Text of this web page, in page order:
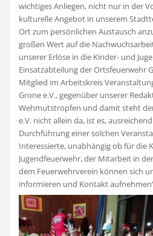
wichtiges Anliegen, nicht nur in der
kulturelle Angebot in unserem
Ort zum persönlichen Austausch
großen Wert auf die
unserer Erlöse in die Kinder- und
Einsatzabteilung der Ortsfeuerwehr
Mitglied im Arbeitskreis
Grone e.V., gegenüber unserer
Wehmutstropfen und damit steht
e.V. nicht allein da, ist es,
Durchführung einer solchen
Interessierte, unabhängig ob für die
Jugendfeuerwehr, der Mitarbeit in
dem Feuerwehrverein können sich
informieren und Kontakt